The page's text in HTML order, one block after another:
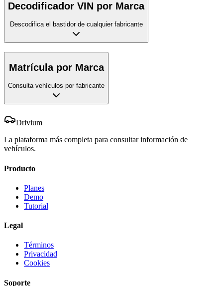
Decodificador VIN por Marca
Descodifica el bastidor de cualquier fabricante
Matrícula por Marca
Consulta vehículos por fabricante
Drivium
La plataforma más completa para consultar información de
vehículos.
Producto
Planes
Demo
Tutorial
Legal
Términos
Privacidad
Cookies
Soporte